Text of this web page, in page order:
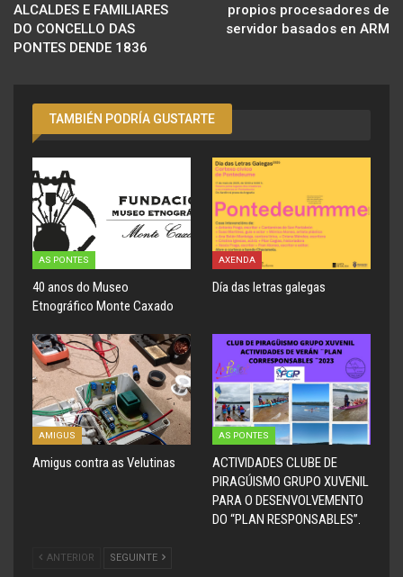
ALCALDES E FAMILIARES
DO CONCELLO DAS
PONTES DENDE 1836
propios procesadores de
servidor basados en ARM
TAMBIÉN PODRÍA GUSTARTE
AS PONTES
40 anos do Museo
Etnográfico Monte Caxado
AXENDA
Día das letras galegas
AMIGUS
Amigus contra as Velutinas
AS PONTES
ACTIVIDADES CLUBE DE
PIRAGÚISMO GRUPO XUVENIL
PARA O DESENVOLVEMENTO
DO “PLAN RESPONSABLES”.
ANTERIOR SEGUINTE